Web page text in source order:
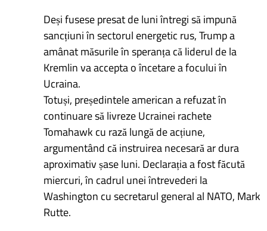
Deși fusese presat de luni întregi să impună
sancțiuni în sectorul energetic rus, Trump a
amânat măsurile în speranța că liderul de la
Kremlin va accepta o încetare a focului în
Ucraina.
Totuși, președintele american a refuzat în
continuare să livreze Ucrainei rachete
Tomahawk cu rază lungă de acțiune,
argumentând că instruirea necesară ar dura
aproximativ șase luni. Declarația a fost făcută
miercuri, în cadrul unei întrevederi la
Washington cu secretarul general al NATO, Mark
Rutte.